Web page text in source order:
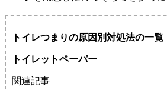
トイレつまりの原因別対処法の一覧
トイレットペーパー
関連記事